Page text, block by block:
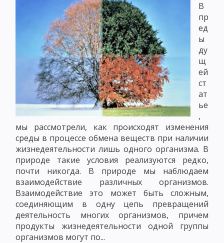
В
пр
ед
ы
ду
щ
ей
ст
ат
ье
,
мы рассмотрели, как происходят изменения
среды в процессе обмена веществ при наличии
жизнедеятельности лишь одного организма. В
природе такие условия реализуются редко,
почти никогда. В природе мы наблюдаем
взаимодействие различных организмов.
Взаимодействие это может быть сложным,
соединяющим в одну цепь превращений
деятельность многих организмов, причем
продукты жизнедеятельности одной группы
организмов могут по...